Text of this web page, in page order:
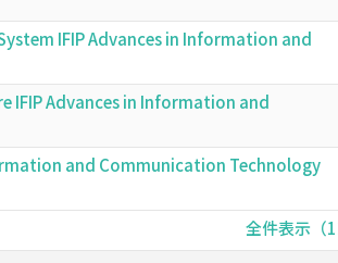
IFIP Advances in Information and
IFIP Advances in Information and
and Communication Technology
全件表示（